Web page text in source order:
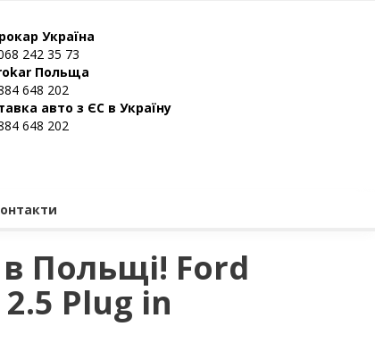
Україна
242 35 73
Польща
648 202
авто з ЄС в Україну
648 202
Польщі! Ford
Plug in